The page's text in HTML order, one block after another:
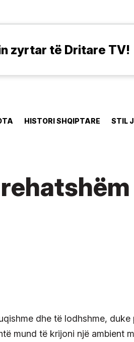
zyrtar të Dritare TV!
HISTORI SHQIPTARE STIL
dhe të lodhshme, duke
mund të krijoni një ambient